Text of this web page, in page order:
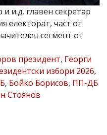
и.д. главен секретар
електорат, част от
сегмент от
президент, Георги
избори 2026,
, Бойко Борисов, ПП-ДБ
Стоянов